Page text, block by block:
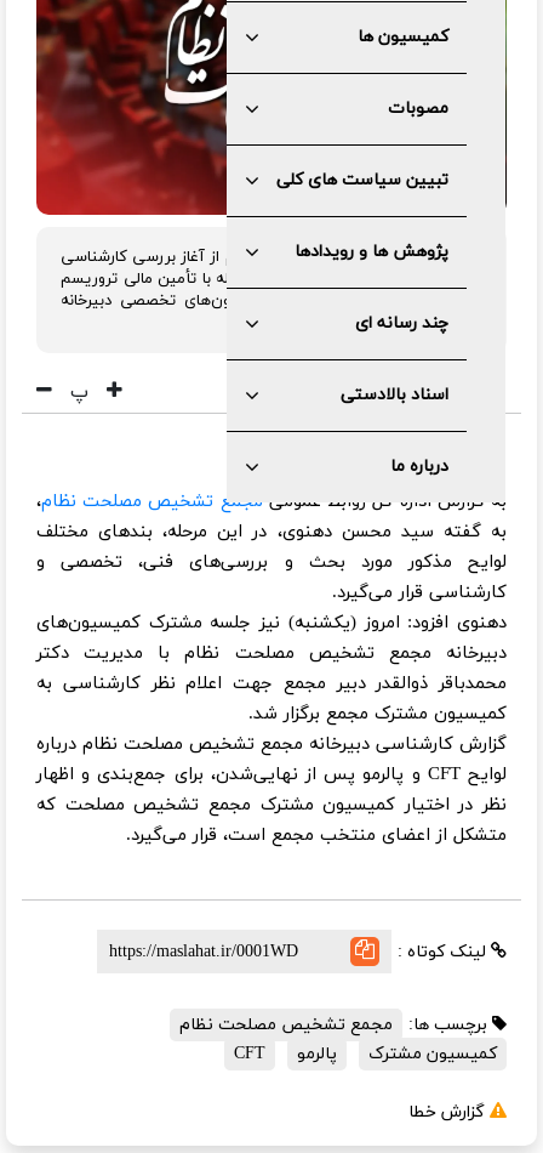
کمیسیون ها
مصوبات
تبیین سیاست های کلی
پژوهش ها و رویدادها
چند رسانه ای
اسناد بالادستی
درباره ما
سخنگوی مجمع تشخیص مصلحت نظام از آغاز بررسی کارشناسی
لوایح پیوستن ایران به کنوانسیون مقابله با تأمین مالی تروریسم
(CFT) و کنوانسیون پالرمو در کمیسیون‌های تخصصی دبیرخانه
مجمع تشخیص مصلحت نظام خبر داد.
پ
به گزارش اداره کل روابط عمومی مجمع تشخیص مصلحت نظام،
به گفته سید محسن دهنوی، در این مرحله، بندهای مختلف
لوایح مذکور مورد بحث و بررسی‌های فنی، تخصصی و
کارشناسی قرار می‌گیرد.
دهنوی افزود: امروز (یکشنبه) نیز جلسه مشترک کمیسیون‌های
دبیرخانه مجمع تشخیص مصلحت نظام با مدیریت دکتر
محمدباقر ذوالقدر دبیر مجمع جهت اعلام نظر کارشناسی به
کمیسیون مشترک مجمع برگزار شد.
گزارش کارشناسی دبیرخانه مجمع تشخیص مصلحت نظام درباره
لوایح CFT و پالرمو پس از نهایی‌شدن، برای جمع‌بندی و اظهار
نظر در اختیار کمیسیون مشترک مجمع تشخیص مصلحت که
متشکل از اعضای منتخب مجمع است، قرار می‌گیرد.
لینک کوتاه :
برچسب ها:
مجمع تشخیص مصلحت نظام
کمیسیون مشترک
پالرمو CFT
گزارش خطا